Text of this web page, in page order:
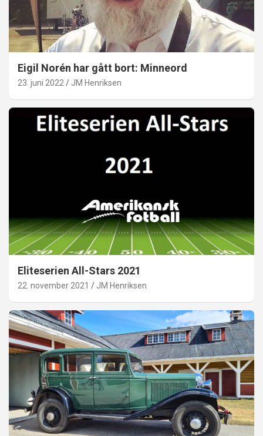
Eigil Norén har gått bort: Minneord
23. juni 2022 JM Henriksen
Eliteserien All-Stars 2021
22. november 2021 JM Henriksen